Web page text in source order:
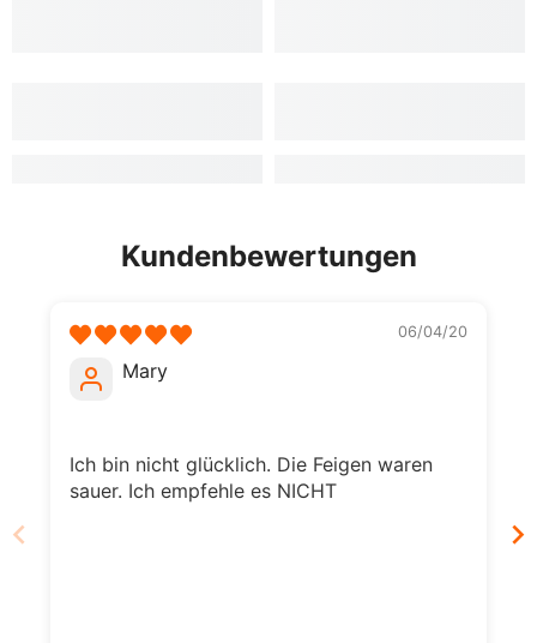
Kundenbewertungen
06/04/20
Mary
Ich bin nicht glücklich. Die Feigen waren
sauer. Ich empfehle es NICHT